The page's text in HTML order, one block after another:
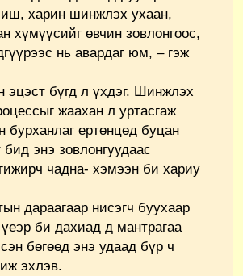
харин шинжлэх ухаан,
хүмүүсийг өвчин зовлонгоос,
нь авардаг юм, – гэж
эцэст бүгд л үхдэг. Шинжлэх
жаахан л уртасгаж
бурханлаг ертөнцөд буцан
бид энэ зовлонгуудаас
чадна- хэмээн би хариу
дараагаар нисэгч буухаар
би дахиад д мантрагаа
бөгөөд энэ удаад бүр ч
эхлэв.